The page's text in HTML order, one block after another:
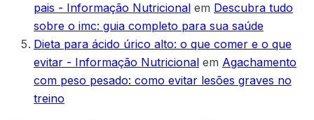
pais - Informação Nutricional em Descubra tudo
sobre o imc: guia completo para sua saúde
Dieta para ácido úrico alto: o que comer e o que
evitar - Informação Nutricional em Agachamento
com peso pesado: como evitar lesões graves no
treino